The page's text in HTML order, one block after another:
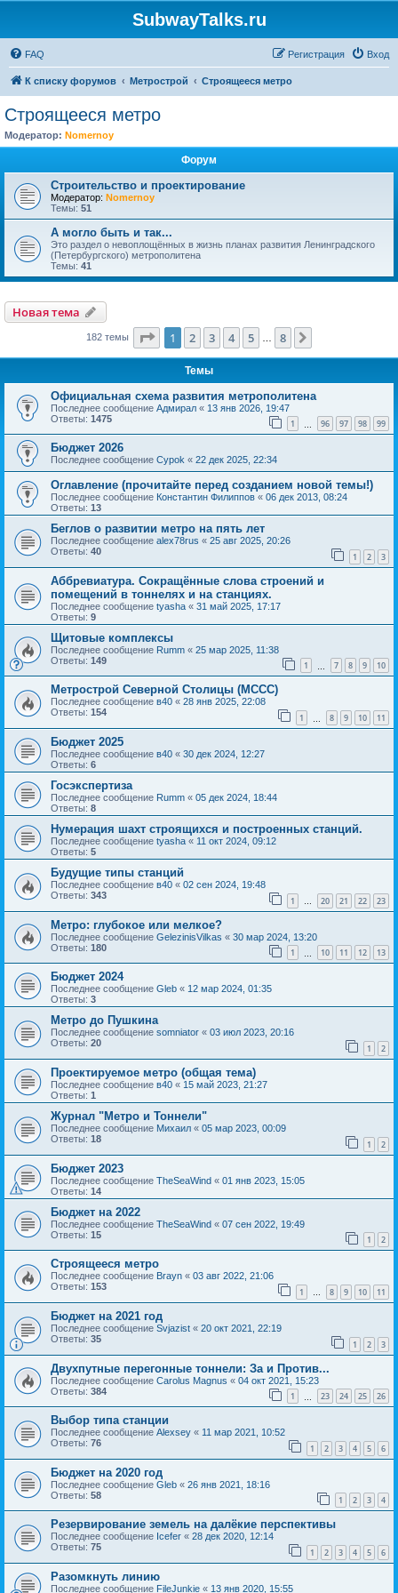
SubwayTalks.ru
FAQ Вход
Регистрация
К списку форумов Метрострой Строящееся метро
Строящееся метро
Модератор: Nomernoy
Форум
Строительство и проектирование
Модератор: Nomernoy
Темы: 51
А могло быть и так...
Это раздел о невоплощённых в жизнь планах развития Ленинградского
(Петербургского) метрополитена
Темы: 41
Новая тема
182 темы Страница из
1 2 3 4 5 8
Темы
Официальная схема развития метрополитена
Последнее сообщение Адмирал « 13 янв 2026, 19:47
Ответы: 1475 1 96 97 98 99
Бюджет 2026
Последнее сообщение Cypok « 22 дек 2025, 22:34
Оглавление (прочитайте перед созданием новой темы!)
Последнее сообщение Константин Филиппов « 06 дек 2013, 08:24
Ответы: 13
Беглов о развитии метро на пять лет
Последнее сообщение alex78rus « 25 авг 2025, 20:26
Ответы: 40 1 2 3
Аббревиатура. Сокращённые слова строений и
помещений в тоннелях и на станциях.
Последнее сообщение tyasha « 31 май 2025, 17:17
Ответы: 9
Щитовые комплексы
Последнее сообщение Rumm « 25 мар 2025, 11:38
Ответы: 149 1 7 8 9 10
Метрострой Северной Столицы (МССС)
Последнее сообщение в40 « 28 янв 2025, 22:08
Ответы: 154 1 8 9 10 11
Бюджет 2025
Последнее сообщение в40 « 30 дек 2024, 12:27
Ответы: 6
Госэкспертиза
Последнее сообщение Rumm « 05 дек 2024, 18:44
Ответы: 8
Нумерация шахт строящихся и построенных станций.
Последнее сообщение tyasha « 11 окт 2024, 09:12
Ответы: 5
Будущие типы станций
Последнее сообщение в40 « 02 сен 2024, 19:48
Ответы: 343 1 … 20 21 22 23
Метро: глубокое или мелкое?
Последнее сообщение GelezinisVilkas « 30 мар 2024, 13:20
Ответы: 180 1 10 11 12 13
Бюджет 2024
Последнее сообщение Gleb « 12 мар 2024, 01:35
Ответы: 3
Метро до Пушкина
Последнее сообщение somniator « 03 июл 2023, 20:16
Ответы: 20 1 2
Проектируемое метро (общая тема)
Последнее сообщение в40 « 15 май 2023, 21:27
Ответы: 1
Журнал "Метро и Тоннели"
Последнее сообщение Михаил « 05 мар 2023, 00:09
Ответы: 18 1 2
Бюджет 2023
Последнее сообщение TheSeaWind « 01 янв 2023, 15:05
Ответы: 14
Бюджет на 2022
Последнее сообщение TheSeaWind « 07 сен 2022, 19:49
Ответы: 15 1 2
Строящееся метро
Последнее сообщение Brayn « 03 авг 2022, 21:06
Ответы: 153 1 … 8 9 10 11
Бюджет на 2021 год
Последнее сообщение Svjazist « 20 окт 2021, 22:19
Ответы: 35 1 2 3
Двухпутные перегонные тоннели: За и Против...
Последнее сообщение Carolus Magnus « 04 окт 2021, 15:23
Ответы: 384 1 23 24 25 26
Выбор типа станции
Последнее сообщение Alexsey « 11 мар 2021, 10:52
Ответы: 76 1 2 3 4 5 6
Бюджет на 2020 год
Последнее сообщение Gleb « 26 янв 2021, 18:16
Ответы: 58 1 2 3 4
Резервирование земель на далёкие перспективы
Последнее сообщение Icefer « 28 дек 2020, 12:14
Ответы: 75 1 2 3 4 5 6
Разомкнуть линию
Последнее сообщение FileJunkie « 13 янв 2020, 15:55